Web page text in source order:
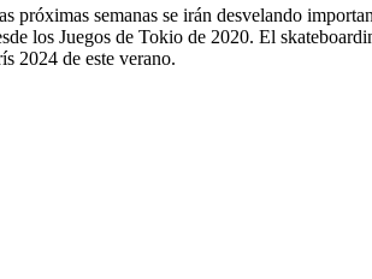
semanas se irán desvelando
los Juegos de Tokio de 2020. El
2024 de este verano.